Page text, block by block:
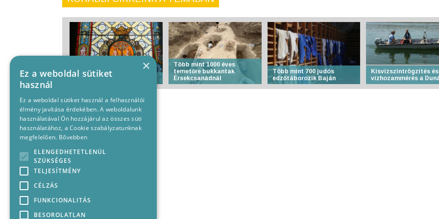
Anyakönyvi hírek
Több mint 1000 éves
temetőre bukkantak
Érsekcsanádnál
Több mint 700 judós
edzőtáborozik Baján
Kisvízszintrögzítés és
vízhozammérés a
×
Ez a weboldal sütiket
használ
Ez a weboldal sütiket használ a felhasználói
élmény javítása érdekében. A weboldalunk
használatával Ön hozzájárul az összes süti
használatához, a Cookie szabályzatunknak
megfelelően. Bővebben
ELENGEDHETETLENÜL
SZÜKSÉGES
TELJESÍTMÉNY
CÉLZÁS
FUNKCIONALITÁS
BESOROLATLAN